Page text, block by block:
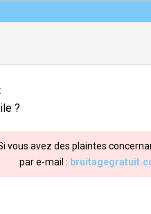
?
vous avez des plaintes
par e-mail :